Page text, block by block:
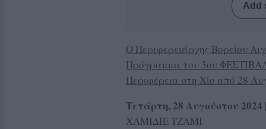
Add
Ο Περιφερειάρχης Βορείου
Πρόγραμμα του 3ου
Περιφέρεια στη Χίο από 28
Τετάρτη, 28 Αυγούστου 2024
ΧΑΜΙΔΙΕ ΤΖΑΜΙ